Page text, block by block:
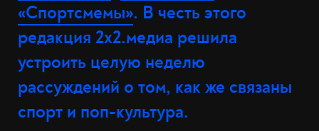
«Спортсмемы». В честь этого
редакция 2х2.медиа решила
устроить целую неделю
рассуждений о том, как же связаны
спорт и поп-культура.